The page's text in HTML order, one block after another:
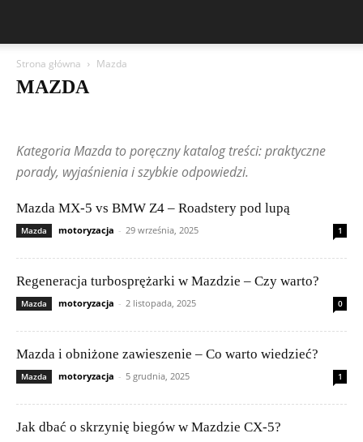
Strona główna Mazda
MAZDA
Ford
Geely Honda Hyundai Jeep Kia
Lamborghini
Lexus
Maserati Mazda Mercedes-Benz Mitsubishi
Peugeot
Porsche Renault Rolls-Royce
Suzuki
Volkswagen (VW) Volvo
Kategoria Mazda to poręczny katalog treści: praktyczne
porady, wyjaśnienia i szybkie odpowiedzi.
Mazda MX-5 vs BMW Z4 – Roadstery pod lupą
Mazda motoryzacja - 29 września, 2025 1
Regeneracja turbosprężarki w Mazdzie – Czy warto?
Mazda motoryzacja - 2 listopada, 2025 0
Mazda i obniżone zawieszenie – Co warto wiedzieć?
Mazda motoryzacja - 5 grudnia, 2025 1
Jak dbać o skrzynię biegów w Mazdzie CX-5?